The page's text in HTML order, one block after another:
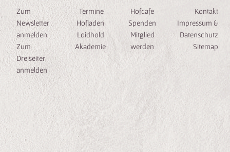
Zum
Newsletter
anmelden
Zum
Dreiseiter
anmelden
Termine
Hofladen
Loidhold
Akademie
Hofcafe
Spenden
Mitglied
werden
Kontakt
Impressum &
Datenschutz
Sitemap